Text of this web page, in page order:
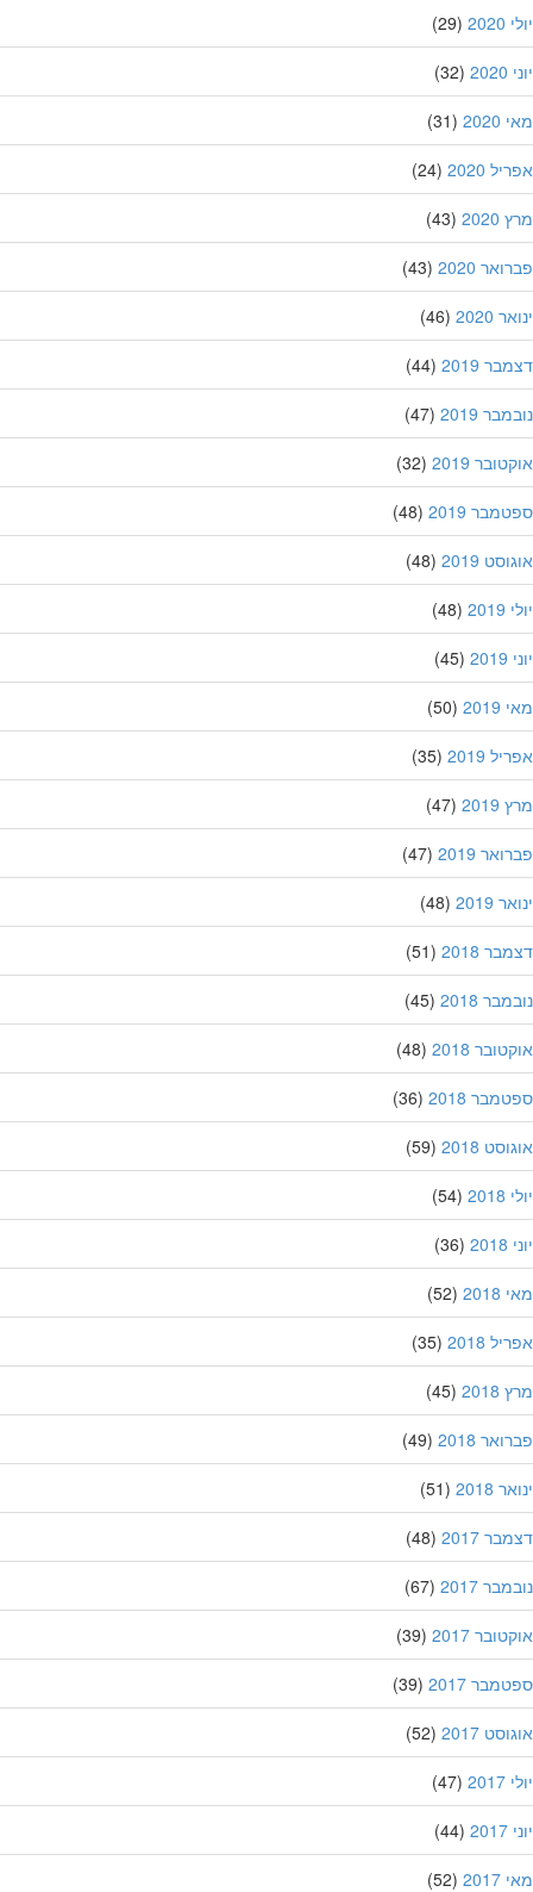
(29)
(32)
(31)
2020
(24)
(43)
2020
(43)
2020
(46)
2019
(44)
2019
(47)
2019
(32)
2019
(48)
2019
(48)
(48)
(45)
(50)
2019
(35)
(47)
2019
(47)
2019
(48)
2018
(51)
2018
(45)
2018
(48)
2018
(36)
2018
(59)
(54)
(36)
(52)
2018
(35)
(45)
2018
(49)
2018
(51)
2017
(48)
2017
(67)
2017
(39)
2017
(39)
2017
(52)
(47)
(44)
(52)